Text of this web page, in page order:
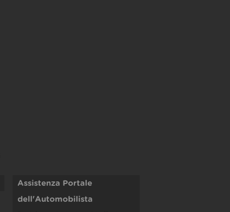
Assistenza Portale
dell'Automobilista